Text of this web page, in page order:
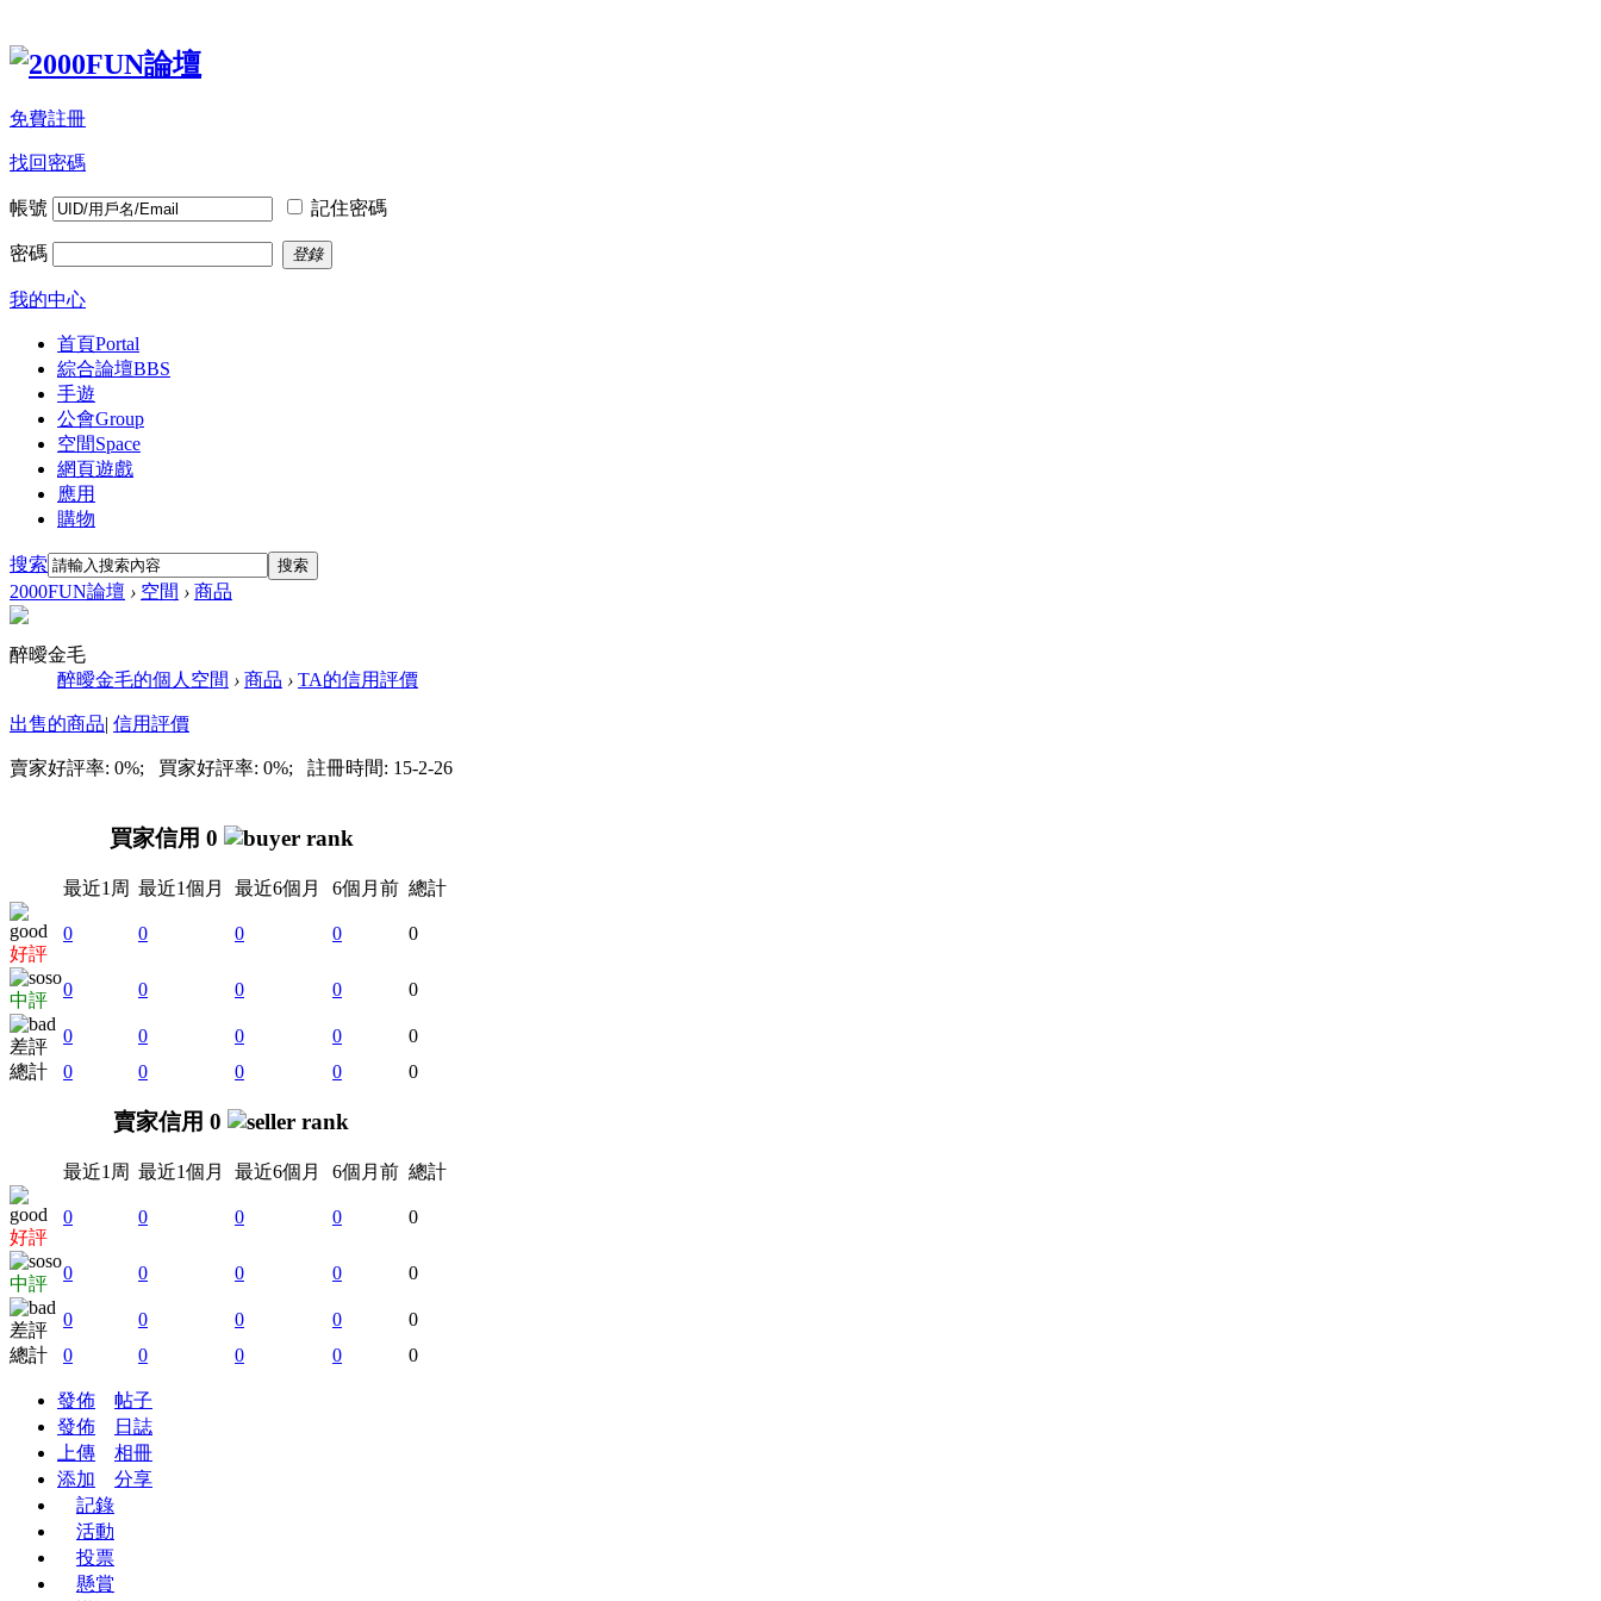
免費註冊
找回密碼
帳號 記住密碼
密碼 登錄
我的中心
首頁Portal
綜合論壇BBS
手遊
公會Group
空間Space
網頁遊戲
應用
購物
搜索 搜索
2000FUN論壇 › 空間 › 商品
醉曖金毛
醉曖金毛的個人空間 › 商品 › TA的信用評價
出售的商品| 信用評價
賣家好評率: 0%; 買家好評率: 0%; 註冊時間: 15-2-26
買家信用 0
最近1周 最近1個月 最近6個月 6個月前 總計
好評
0 0 0 0 0
中評
0 0 0 0 0
差評
0 0 0 0
0
總計
0 0 0 0 0
賣家信用 0
最近1周 最近1個月 最近6個月 6個月前 總計
好評
0 0 0 0 0
中評
0 0 0 0 0
差評
0 0 0 0
0
總計
0 0 0 0 0
發佈
帖子
發佈
日誌
上傳
相冊
添加
分享
記錄
活動
投票
懸賞